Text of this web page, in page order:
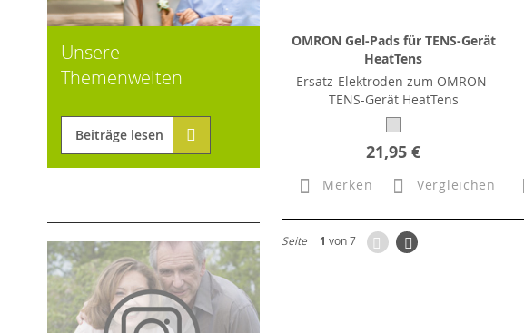
OMRON Gel-Pads für TENS-Gerät
HeatTens
Ersatz-Elektroden zum OMRON-
TENS-Gerät HeatTens
21,95 €
Merken Vergleichen
Seite 1 von 7 ZurückSeite
Weiter
Unsere
Themenwelten
Beiträge lesen